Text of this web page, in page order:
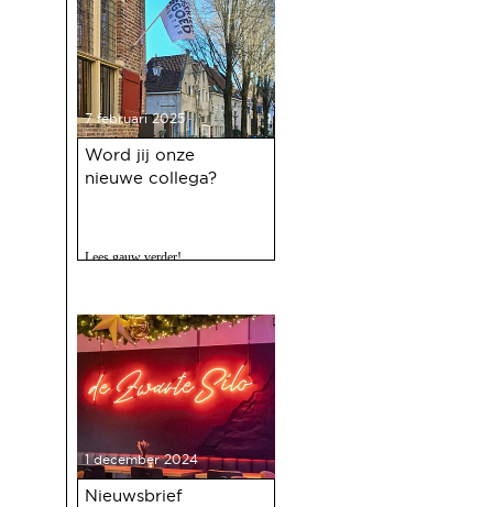
7 februari 2025
Word jij onze
nieuwe collega?
Lees gauw verder!
1 december 2024
Nieuwsbrief